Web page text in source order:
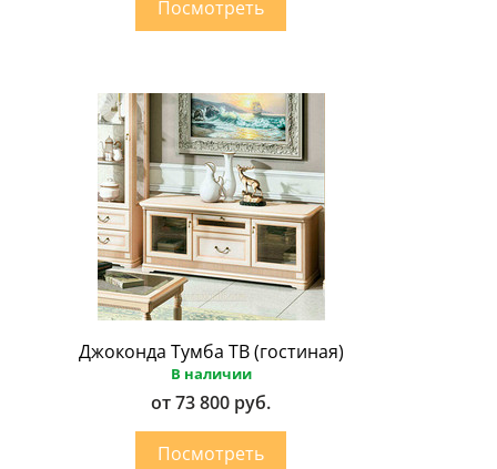
Джоконда Тумба ТВ (гостиная)
В наличии
от 73 800 руб.